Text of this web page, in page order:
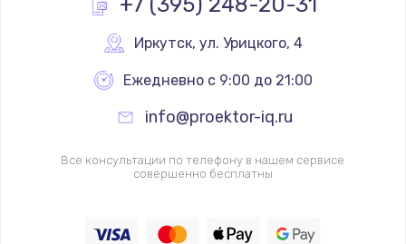
Иркутск, ул. Урицкого, 4
Ежедневно с 9:00 до 21:00
info@proektor-iq.ru
Все консультации по телефону в нашем сервисе
совершенно бесплатны